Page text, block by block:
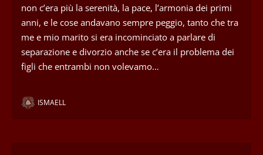
non c’era più la serenità, la pace, l’armonia dei primi
anni, e le cose andavano sempre peggio, tanto che tra
me e mio marito si era incominciato a parlare di
separazione e divorzio anche se c’era il problema dei
figli che entrambi non volevamo…
ISMAELL